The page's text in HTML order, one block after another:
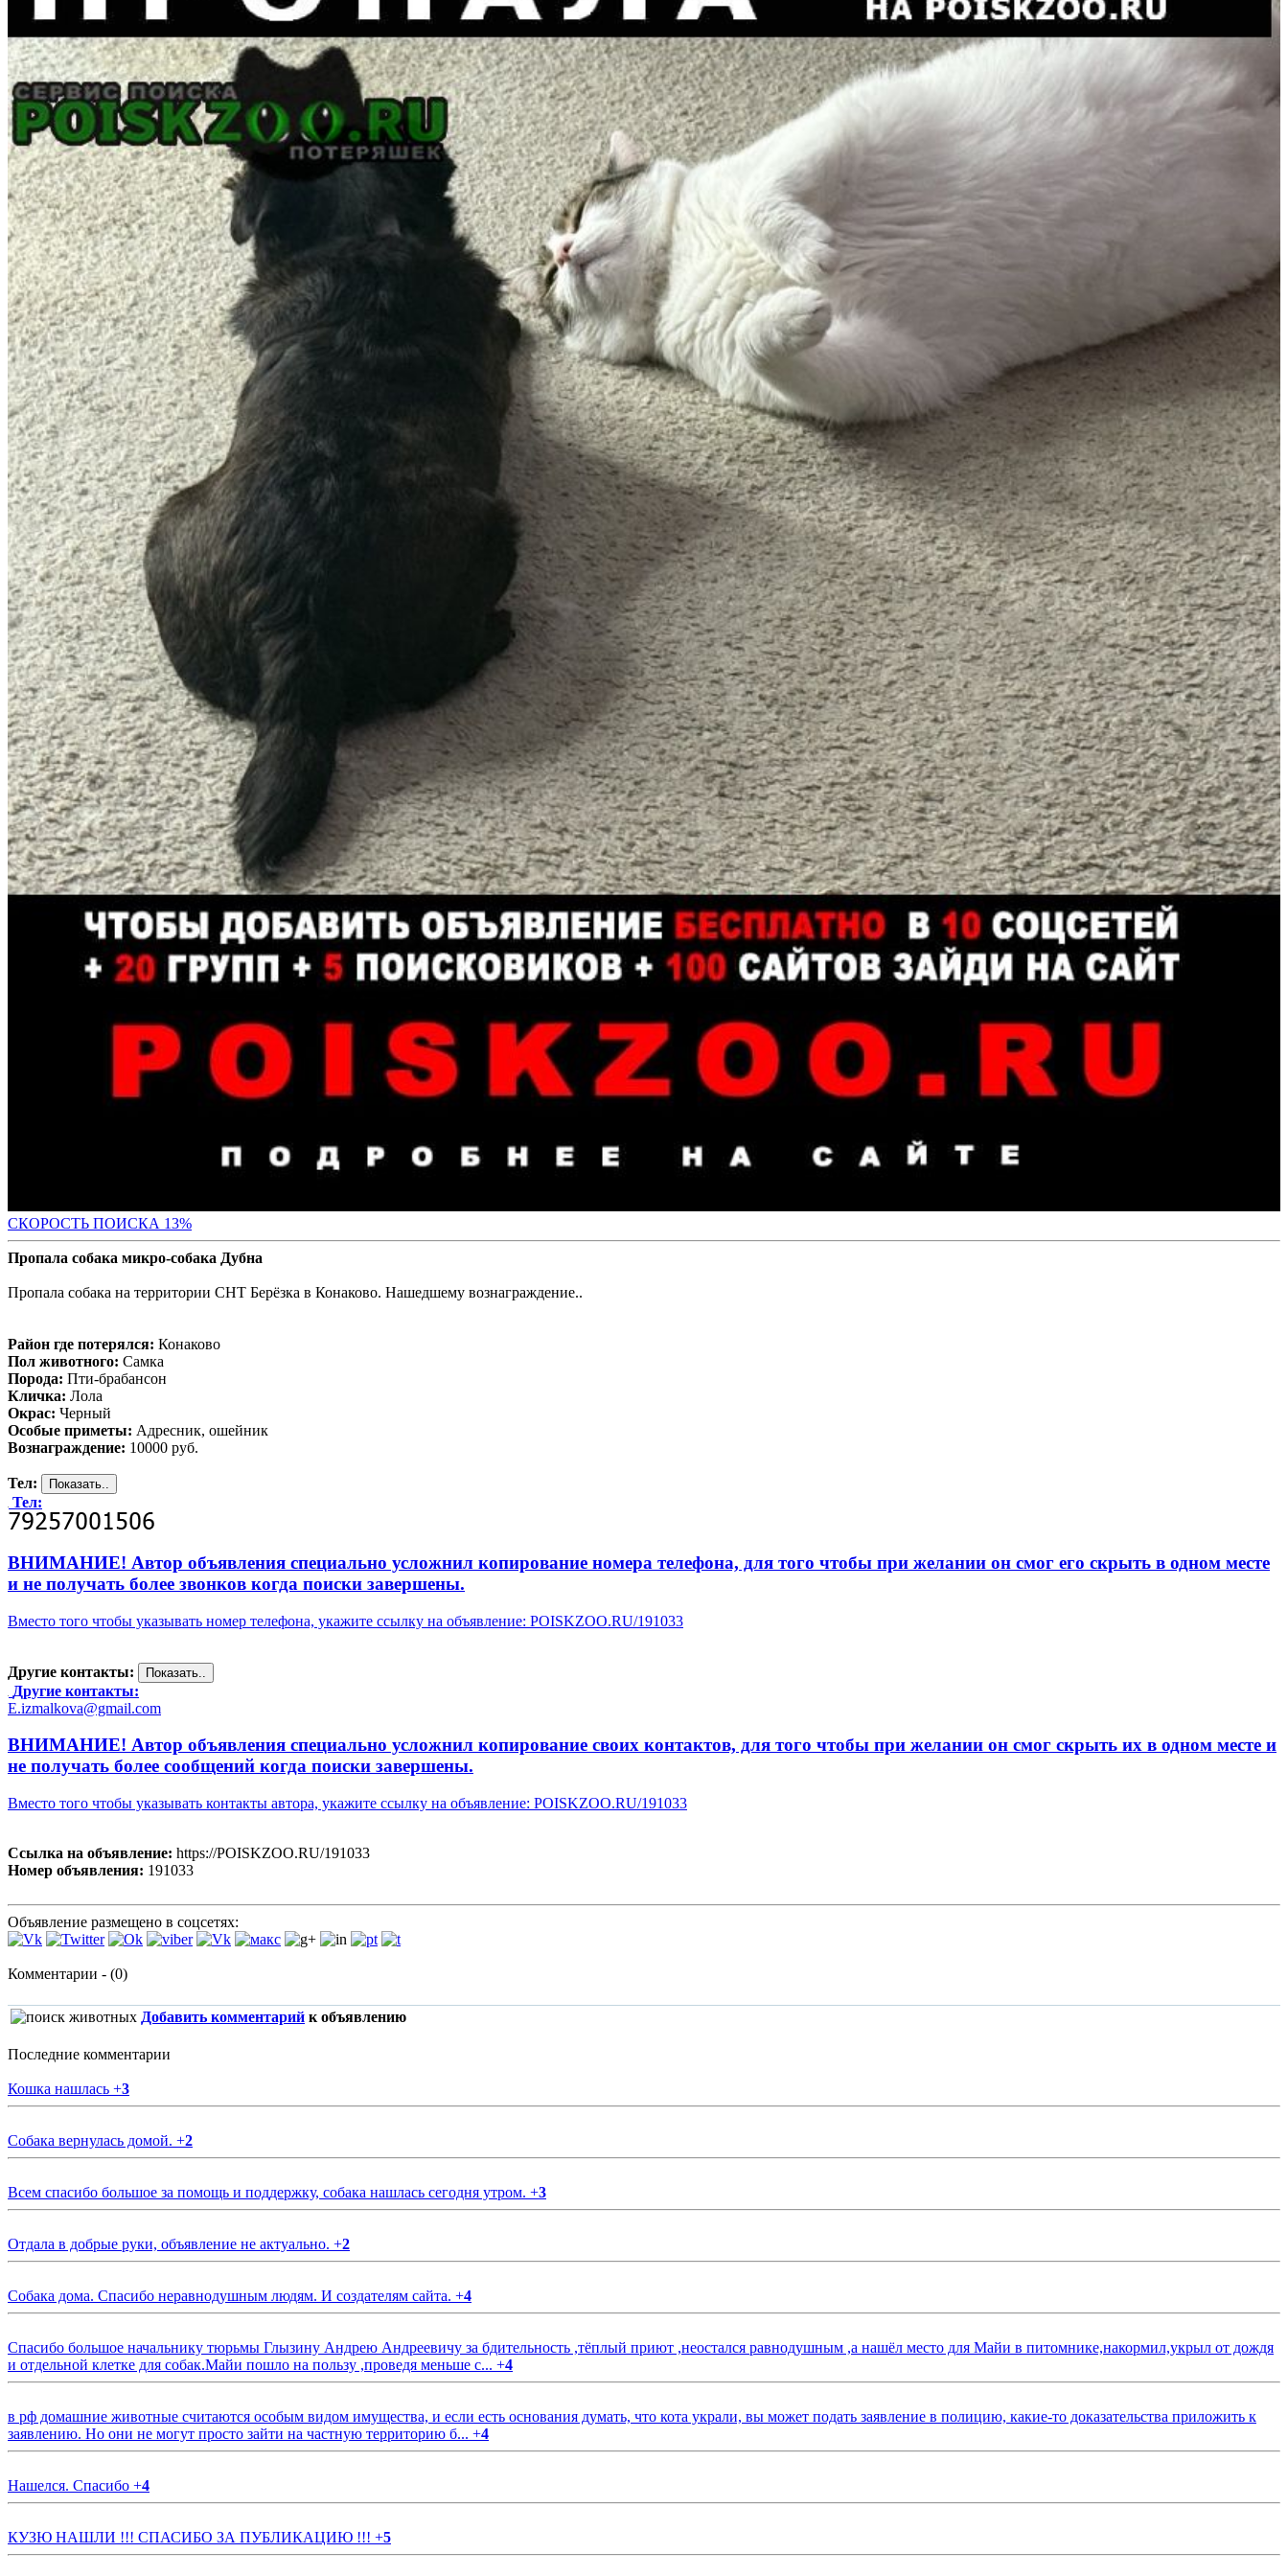
СКОРОСТЬ ПОИСКА 13%
Пропала собака микро-собака Дубна
Пропала собака на территории СНТ Берёзка в Конаково. Нашедшему вознаграждение..
Район где потерялся: Конаково
Пол животного: Самка
Порода: Пти-брабансон
Кличка: Лола
Окрас: Черный
Особые приметы: Адресник, ошейник
Вознаграждение: 10000 руб.
Тел:
Тел:
ВНИМАНИЕ! Автор объявления специально усложнил копирование номера телефона, для того чтобы при желании он смог его скрыть в одном месте
и не получать более звонков когда поиски завершены.
Вместо того чтобы указывать номер телефона, укажите ссылку на объявление: POISKZOO.RU/191033
Другие контакты:
Другие контакты:
E.izmalkova@gmail.com
ВНИМАНИЕ! Автор объявления специально усложнил копирование своих контактов, для того чтобы при желании он смог скрыть их в одном месте и
не получать более сообщений когда поиски завершены.
Вместо того чтобы указывать контакты автора, укажите ссылку на объявление: POISKZOO.RU/191033
Ссылка на объявление: https://POISKZOO.RU/191033
Номер объявления: 191033
Объявление размещено в соцсетях:
Комментарии - (0)
Добавить комментарий к объявлению
Последние комментарии
Кошка нашлась +3
Собака вернулась домой. +2
Всем спасибо большое за помощь и поддержку, собака нашлась сегодня утром. +3
Отдала в добрые руки, объявление не актуально. +2
Собака дома. Спасибо неравнодушным людям. И создателям сайта. +4
Спасибо большое начальнику тюрьмы Глызину Андрею Андреевичу за бдительность ,тёплый приют ,неостался равнодушным ,а нашёл место для Майи в питомнике,накормил,укрыл от дождя
и отдельной клетке для собак.Майи пошло на пользу ,проведя меньше с... +4
в рф домашние животные считаются особым видом имущества, и если есть основания думать, что кота украли, вы может подать заявление в полицию, какие-то доказательства приложить к
заявлению. Но они не могут просто зайти на частную территорию б... +4
Нашелся. Спасибо +4
КУЗЮ НАШЛИ !!! СПАСИБО ЗА ПУБЛИКАЦИЮ !!! +5